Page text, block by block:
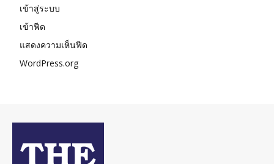
เข้าสู่ระบบ
เข้าฟีด
แสดงความเห็นฟีด
WordPress.org